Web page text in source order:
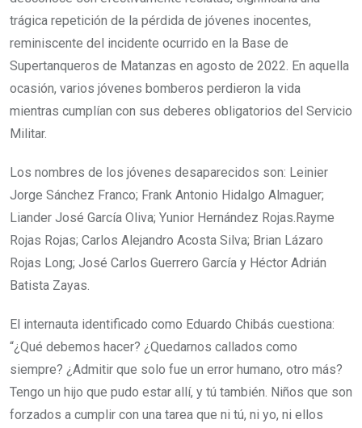
trágica repetición de la pérdida de jóvenes inocentes,
reminiscente del incidente ocurrido en la Base de
Supertanqueros de Matanzas en agosto de 2022. En aquella
ocasión, varios jóvenes bomberos perdieron la vida
mientras cumplían con sus deberes obligatorios del Servicio
Militar.
Los nombres de los jóvenes desaparecidos son: Leinier
Jorge Sánchez Franco; Frank Antonio Hidalgo Almaguer;
Liander José García Oliva; Yunior Hernández Rojas.Rayme
Rojas Rojas; Carlos Alejandro Acosta Silva; Brian Lázaro
Rojas Long; José Carlos Guerrero García y Héctor Adrián
Batista Zayas.
El internauta identificado como Eduardo Chibás cuestiona:
“¿Qué debemos hacer? ¿Quedarnos callados como
siempre? ¿Admitir que solo fue un error humano, otro más?
Tengo un hijo que pudo estar allí, y tú también. Niños que son
forzados a cumplir con una tarea que ni tú, ni yo, ni ellos